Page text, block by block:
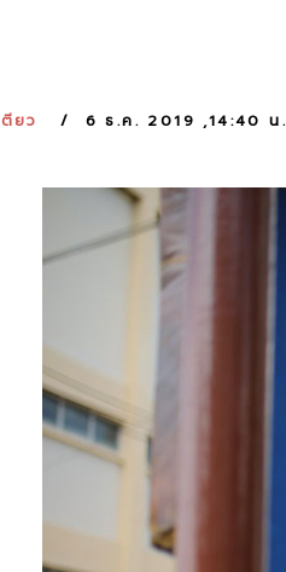
ยว 6 ธ.ค. 2019 ,14:40 น.